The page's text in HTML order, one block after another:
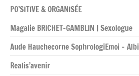
PO’SITIVE & ORGANISÉE
Magalie BRICHET-GAMBLIN | Sexologue
Aude Hauchecorne SophrologiEmoi – Albi
Realis’avenir